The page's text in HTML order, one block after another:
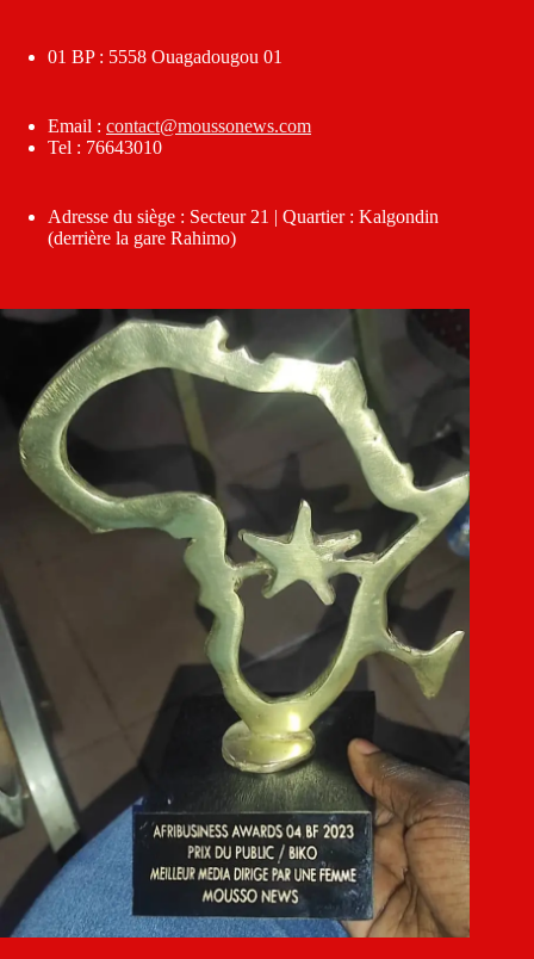
01 BP : 5558 Ouagadougou 01
Email : contact@moussonews.com
Tel : 76643010
Adresse du siège : Secteur 21 | Quartier : Kalgondin
(derrière la gare Rahimo)